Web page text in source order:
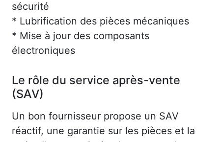
sécurité
* Lubrification des pièces mécaniques
* Mise à jour des composants
électroniques
Le rôle du service après-vente
(SAV)
Un bon fournisseur propose un SAV
réactif, une garantie sur les pièces et la